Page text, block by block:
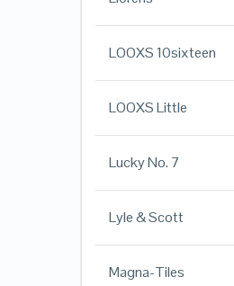
LOOXS 10sixteen
LOOXS Little
Lucky No. 7
Lyle & Scott
Magna-Tiles